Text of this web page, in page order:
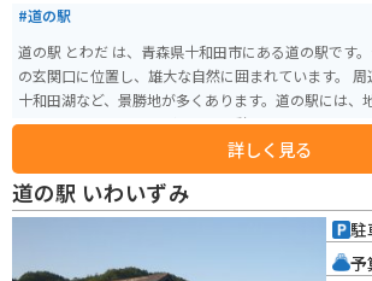
#道の駅
道の駅 とわだ は、青森県十和田市にある道の駅です
の玄関口に位置し、雄大な自然に囲まれています。 周辺には、奥入瀬渓流や
十和田湖など、景勝地が多くあります。道の駅には、
ショップやレストランがあり、休憩に最適です。特に
んべい汁などの郷土料理がおすすめです。 バイクで訪れる場合、道の駅から
奥入瀬渓流までの道のりは、ワインディングロードが
にも最適です。ただし、野生動物との遭遇に注意が必
桜、秋には紅葉と、四季折々の景色を楽しむことがで
広々とした駐車場も完備されているので、安心して
きます。
詳しく見る
道の駅 いわいずみ
駐
予